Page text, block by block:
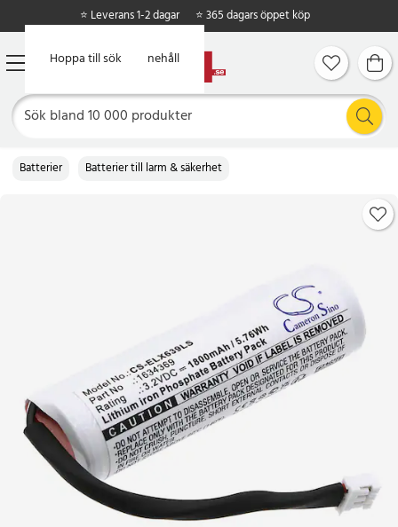
Hoppa till huvudinnehåll
Hoppa till sök
⭐ Leverans 1-2 dagar ⭐ 365 dagars öppet köp
Batterier Batterier till larm & säkerhet